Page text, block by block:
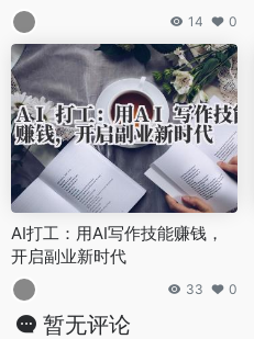
14 0
AI打工：用AI写作技能赚钱，
开启副业新时代
33 0
暂无评论